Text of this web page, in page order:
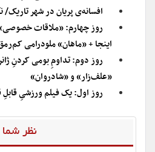
افسانه‌ی پریان در شهر
روز چهارم: «ملاقات خصوصی»
اینجا + «ماهان» ملودرامی
روز دوم: تداومِ بومی کردنِ
«علف‌زار» و «شادروان»
روز اول: یک فیلم ورزشیِ
نظر شما